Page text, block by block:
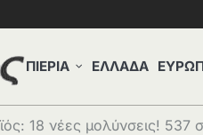
ΠΙΕΡΙΑ ΕΛΛΑΔΑ
18 νέες μολύνσεις! 537